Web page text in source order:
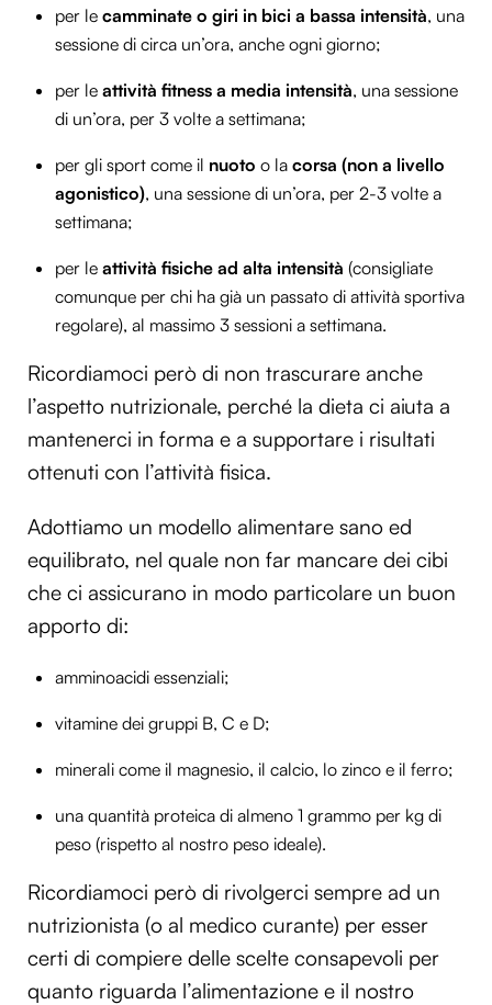
per le camminate o giri in bici a bassa intensità, una
sessione di circa un’ora, anche ogni giorno;
per le attività fitness a media intensità, una sessione
di un’ora, per 3 volte a settimana;
per gli sport come il nuoto o la corsa (non a livello
agonistico), una sessione di un’ora, per 2-3 volte a
settimana;
per le attività fisiche ad alta intensità (consigliate
comunque per chi ha già un passato di attività sportiva
regolare), al massimo 3 sessioni a settimana.
Ricordiamoci però di non trascurare anche
l’aspetto nutrizionale, perché la dieta ci aiuta a
mantenerci in forma e a supportare i risultati
ottenuti con l’attività fisica.
Adottiamo un modello alimentare sano ed
equilibrato, nel quale non far mancare dei cibi
che ci assicurano in modo particolare un buon
apporto di:
amminoacidi essenziali;
vitamine dei gruppi B, C e D;
minerali come il magnesio, il calcio, lo zinco e il ferro;
una quantità proteica di almeno 1 grammo per kg di
peso (rispetto al nostro peso ideale).
Ricordiamoci però di rivolgerci sempre ad un
nutrizionista (o al medico curante) per esser
certi di compiere delle scelte consapevoli per
quanto riguarda l’alimentazione e il nostro